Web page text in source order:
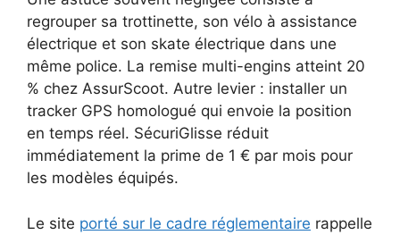
regrouper sa trottinette, son vélo à assistance
électrique et son skate électrique dans une
même police. La remise multi-engins atteint 20
% chez AssurScoot. Autre levier : installer un
tracker GPS homologué qui envoie la position
en temps réel. SécuriGlisse réduit
immédiatement la prime de 1 € par mois pour
les modèles équipés.
Le site porté sur le cadre réglementaire rappelle